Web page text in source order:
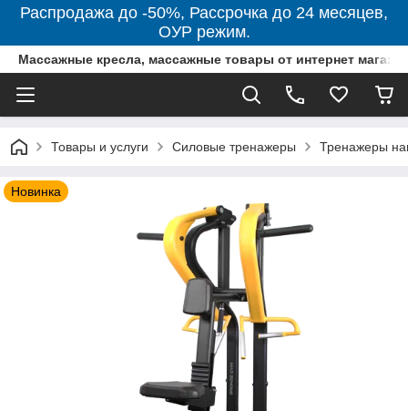
Распродажа до -50%, Рассрочка до 24 месяцев,
ОУР режим.
Массажные кресла, массажные товары от интернет
Товары и услуги Силовые тренажеры Тренажеры
Новинка